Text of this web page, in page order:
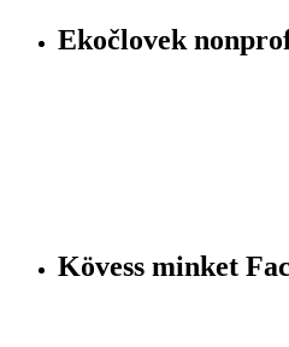
Ekočlovek
Kövess minket